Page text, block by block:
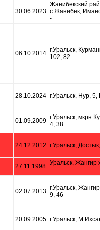
30.06.2023
Жанибекский
с.Жанибек,
-
06.10.2014 г.Уральск,
102, 82
28.10.2024 г.Уральск, Нур,
01.09.2009 г.Уральск, мкрн
4, 38
24.12.2012 г.Уральск,
27.11.1998 Уральск, Жангир
-
02.07.2013 г.Уральск,
9, 46
20.09.2005 г.Уральск,